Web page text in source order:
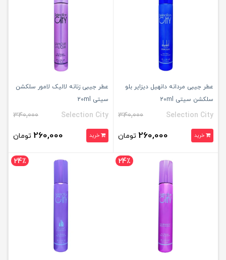
عطر جیبی مردانه دانهیل دیزایر بلو
سلکشن سیتی 20ml
Selection City
340,000
خرید 260,000 تومان
عطر جیبی زنانه لالیک لامور سلکشن
سیتی 20ml
Selection City
340,000
خرید 260,000 تومان
24٪ 24٪